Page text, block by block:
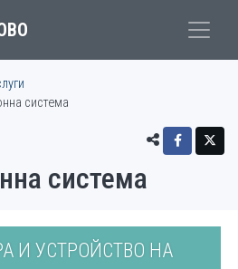
система
система
И УСТРОЙСТВО НА